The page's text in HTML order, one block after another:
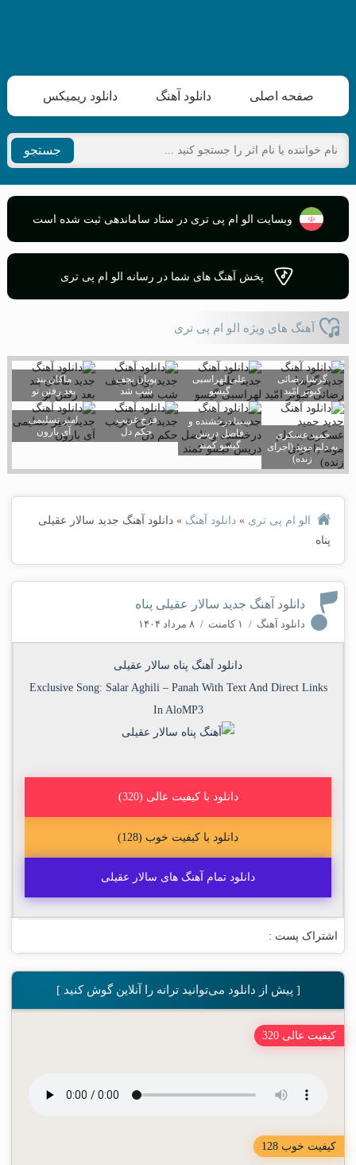
صفحه اصلی دانلود آهنگ دانلود ریمیکس
جستجو
وبسایت الو ام پی تری در ستاد ساماندهی ثبت شده است
پخش آهنگ های شما در رسانه الو ام پی تری
آهنگ های ویژه الو ام پی تری
گرشا رضائی
کبوتر امّید
علی لهراسبی
گیسو
پویان نجف
شب شد
ماکان بند
بعد رفتن تو
حمید عسکری
به دلم موند (اجرای
زنده)
سینا درخشنده و
فاضل دریس
گیسو کمند
فرخ غریب
حکم دل
امیر تسلیمی
آی بارون
الو ام پی تری » دانلود آهنگ » دانلود آهنگ جدید سالار عقیلی
پناه
دانلود آهنگ جدید سالار عقیلی پناه
دانلود آهنگ / ۱ کامنت / ۸ مرداد ۱۴۰۴
دانلود آهنگ پناه سالار عقیلی
Exclusive Song: Salar Aghili– PanahWith Text And Direct Links
In AloMP3
دانلود با کیفیت عالی (320)
دانلود با کیفیت خوب (128)
دانلود تمام آهنگ های سالار عقیلی
اشتراک پست :
[ پیش از دانلود می‌توانید ترانه را آنلاین گوش کنید ]
کیفیت عالی 320
کیفیت خوب 128